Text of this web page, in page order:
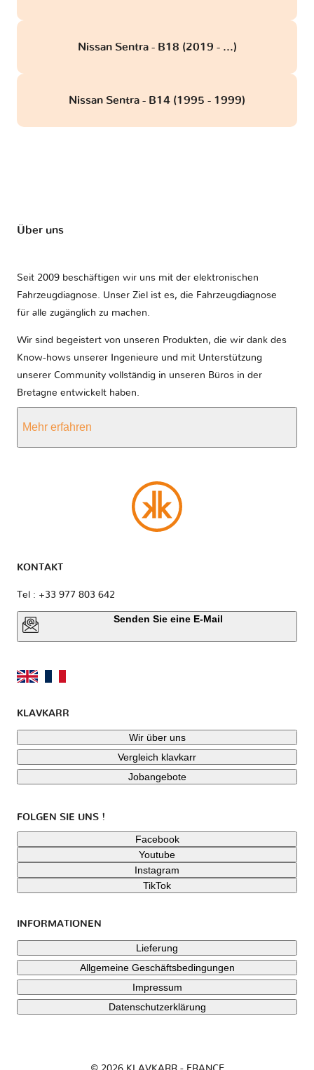
Nissan Sentra - B18 (2019 - ...)
Nissan Sentra - B14 (1995 - 1999)
Über uns
Seit 2009 beschäftigen wir uns mit der elektronischen
Fahrzeugdiagnose. Unser Ziel ist es, die Fahrzeugdiagnose
für alle zugänglich zu machen.
Wir sind begeistert von unseren Produkten, die wir dank des
Know-hows unserer Ingenieure und mit Unterstützung
unserer Community vollständig in unseren Büros in der
Bretagne entwickelt haben.
Mehr erfahren
KONTAKT
Tel : +33 977 803 642
Senden Sie eine E-Mail
KLAVKARR
Wir über uns
Vergleich klavkarr
Jobangebote
FOLGEN SIE UNS !
Facebook
Youtube
Instagram
TikTok
INFORMATIONEN
Lieferung
Allgemeine Geschäftsbedingungen
Impressum
Datenschutzerklärung